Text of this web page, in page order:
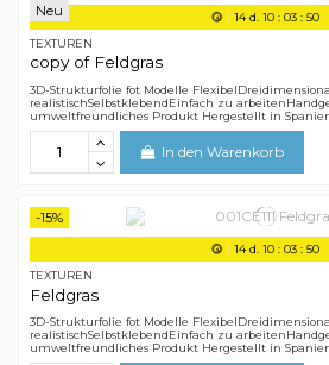
Neu
14d. 10: 03: 50
TEXTUREN
copy of Feldgras
3D-Strukturfolie fot Modelle
realistischSelbstklebendEinfach zu
umweltfreundliches Produkt Hergestellt in
In den Warenkorb
-15%
14d. 10: 03: 50
TEXTUREN
Feldgras
3D-Strukturfolie fot Modelle
realistischSelbstklebendEinfach zu
umweltfreundliches Produkt Hergestellt in